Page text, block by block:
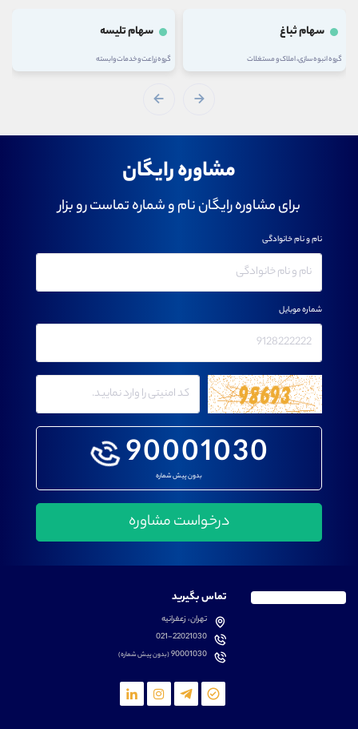
سهام ثباغ
گروه انبوه سازی، املاک و مستغلات
سهام تلیسه
گروه زراعت و خدمات وابسته
مشاوره رایگان
برای مشاوره رایگان نام و شماره تماست رو بزار
90001030
بدون پیش شماره
نام و نام خانوادگی
شماره موبایل
تماس بگیرید
تهران، زعفرانیه
021-22021030
90001030(بدون پیش شماره)